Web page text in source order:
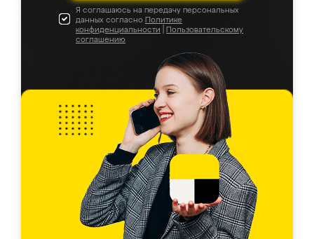
Я соглашаюсь на передачу персональных
данных согласно Политике
конфиденциальности
Пользовательскому
соглашению